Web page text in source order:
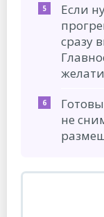
Если
сразу
не